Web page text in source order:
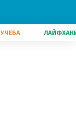
УЧЕБА